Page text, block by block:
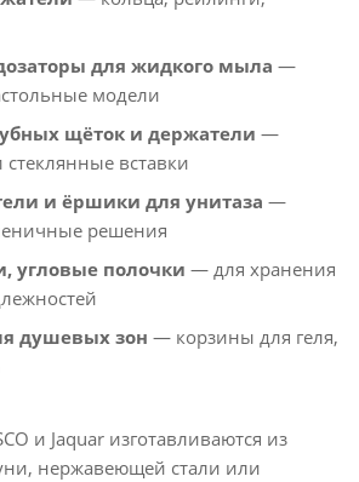
для жидкого мыла —
модели
щёток и держатели —
вставки
и ёршики для унитаза —
решения
угловые полочки — для хранения
душевых зон — корзины для геля,
и Jaquar изготавливаются из
нержавеющей стали или